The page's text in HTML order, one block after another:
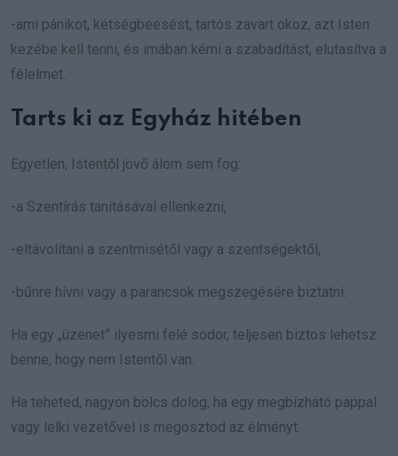
-ami pánikot, kétségbeesést, tartós zavart okoz, azt Isten
kezébe kell tenni, és imában kérni a szabadítást, elutasítva a
félelmet.
Tarts ki az Egyház hitében
Egyetlen, Istentől jövő álom sem fog:
-a Szentírás tanításával ellenkezni,
-eltávolítani a szentmisétől vagy a szentségektől,
-bűnre hívni vagy a parancsok megszegésére biztatni.
Ha egy „üzenet” ilyesmi felé sodor, teljesen biztos lehetsz
benne, hogy nem Istentől van.
Ha teheted, nagyon bölcs dolog, ha egy megbízható pappal
vagy lelki vezetővel is megosztod az élményt.